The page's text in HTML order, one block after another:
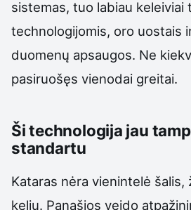
sistemas, tuo labiau keleiviai
technologijomis, oro uostais
duomenų apsaugos. Ne
pasiruošęs vienodai greitai.
Ši technologija jau
standartu
Kataras nėra vienintelė šalis,
keliu. Panašios veido